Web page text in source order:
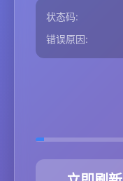
状态码:
错误原因: